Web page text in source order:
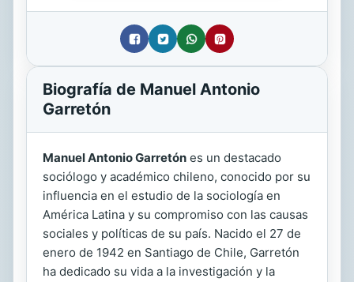
Biografía de Manuel Antonio
Garretón
Manuel Antonio Garretón es un destacado
sociólogo y académico chileno, conocido por su
influencia en el estudio de la sociología en
América Latina y su compromiso con las causas
sociales y políticas de su país. Nacido el 27 de
enero de 1942 en Santiago de Chile, Garretón
ha dedicado su vida a la investigación y la